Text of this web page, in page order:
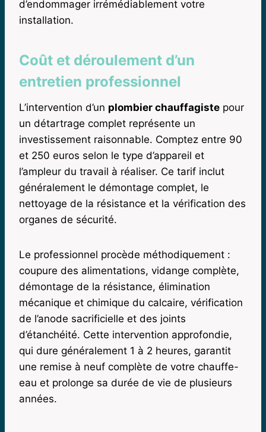
d’endommager irrémédiablement votre
installation.
Coût et déroulement d’un
entretien professionnel
L’intervention d’un plombier chauffagiste pour
un détartrage complet représente un
investissement raisonnable. Comptez entre 90
et 250 euros selon le type d’appareil et
l’ampleur du travail à réaliser. Ce tarif inclut
généralement le démontage complet, le
nettoyage de la résistance et la vérification des
organes de sécurité.
Le professionnel procède méthodiquement :
coupure des alimentations, vidange complète,
démontage de la résistance, élimination
mécanique et chimique du calcaire, vérification
de l’anode sacrificielle et des joints
d’étanchéité. Cette intervention approfondie,
qui dure généralement 1 à 2 heures, garantit
une remise à neuf complète de votre chauffe-
eau et prolonge sa durée de vie de plusieurs
années.